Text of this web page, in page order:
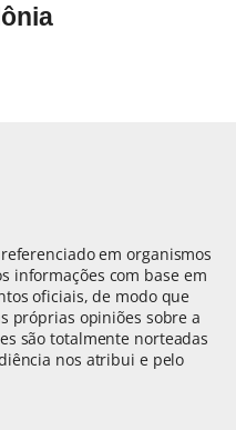
em organismos
informações com base em
oficiais, de modo que
próprias opiniões sobre a
são totalmente norteadas
nos atribui e pelo